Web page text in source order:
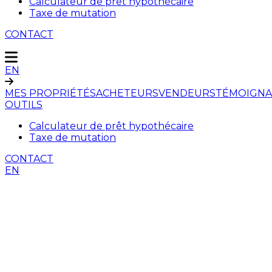
Taxe de mutation
CONTACT
EN
MES PROPRIÉTÉSACHETEURSVENDEURS
OUTILS
Calculateur de prêt hypothécaire
Taxe de mutation
CONTACT
EN